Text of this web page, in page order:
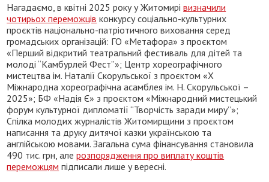
Нагадаємо, в квітні 2025 року у Житомирівизначили
чотирьох переможців конкурсу соціально-культурних
проєктів національно-патріотичного виховання серед
громадських організацій: ГО «Метафора» з проєктом
«Перший відкритий театральний фестиваль для дітей та
молоді “Камбурлей Фест”»; Центр хореографічного
мистецтва ім. Наталії Скорульської з проєктом «X
Міжнародна хореографічна асамблея ім. Н. Скорульської –
2025»; БФ «Надія Є» з проєктом «Міжнародний мистецький
форум культурної дипломатії “Творчість заради миру”»;
Спілка молодих журналістів Житомирщини з проєктом
написання та друку дитячої казки українською та
англійською мовами. Загальна сума фінансування становила
490 тис. грн, алерозпорядження про виплату коштів
переможцям підписали лише у вересні.